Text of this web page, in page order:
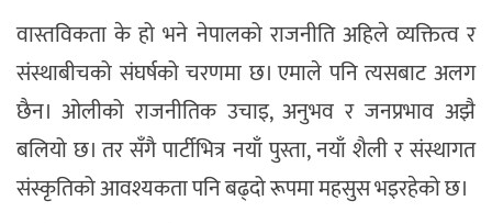
वास्तविकता के हो भने नेपालको राजनीति अहिले व्यक्तित्व र
संस्थाबीचको संघर्षको चरणमा छ। एमाले पनि त्यसबाट अलग
छैन। ओलीको राजनीतिक उचाइ, अनुभव र जनप्रभाव अझै
बलियो छ। तर सँगै पार्टीभित्र नयाँ पुस्ता, नयाँ शैली र संस्थागत
संस्कृतिको आवश्यकता पनि बढ्दो रूपमा महसुस भइरहेको छ।